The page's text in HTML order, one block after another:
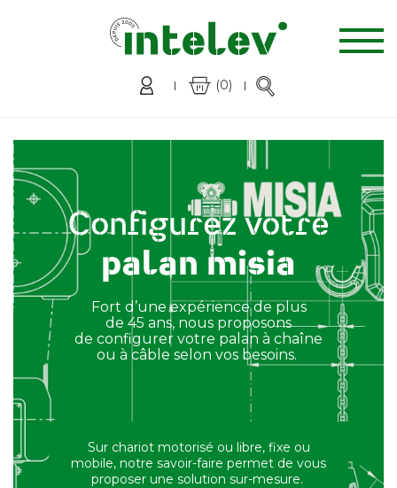
(0)
Configurez votre
palan misia
Fort d’une expérience de plus
de 45 ans, nous proposons
de configurer votre palan à chaîne
ou à câble selon vos besoins.
Sur chariot motorisé ou libre, fixe ou
mobile, notre savoir-faire permet de vous
proposer une solution sur-mesure.